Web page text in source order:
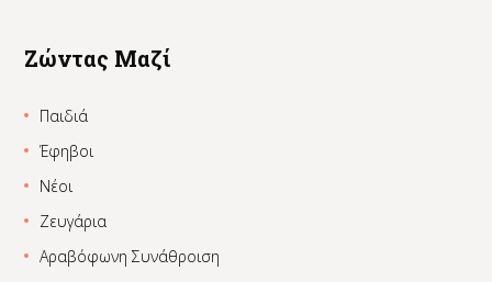
Ζώντας Μαζί
Παιδιά
Έφηβοι
Νέοι
Ζευγάρια
Αραβόφωνη Συνάθροιση